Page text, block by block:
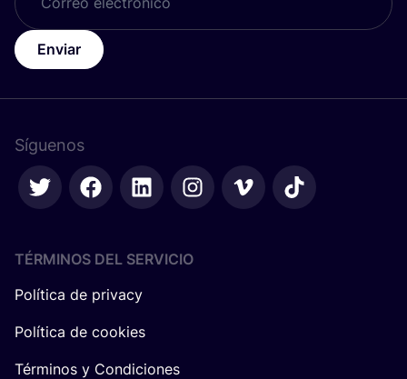
Enviar
Síguenos
TÉRMINOS DEL SERVICIO
Política de privacy
Política de cookies
Términos y Condiciones